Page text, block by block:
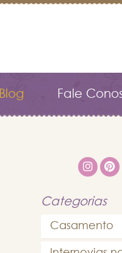
Blog Fale
Categorias
Casamento